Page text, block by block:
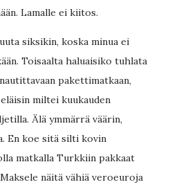
Lamalle ei kiitos.
siksikin, koska minua ei
Toisaalta haluaisiko tuhlata
pakettimatkaan,
miltei kuukauden
Älä ymmärrä väärin,
En koe sitä silti kovin
matkalla Turkkiin pakkaat
näitä vähiä veroeuroja